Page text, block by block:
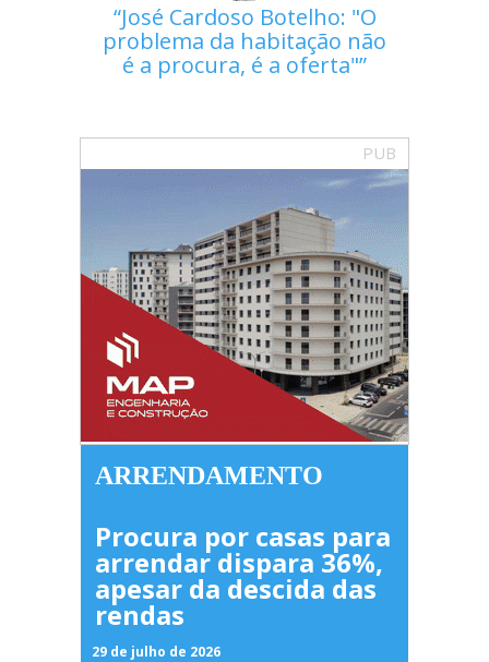
José Cardoso Botelho: "O
problema da habitação não
é a procura, é a oferta"
PUB
ARRENDAMENTO
Procura por casas para
arrendar dispara 36%,
apesar da descida das
rendas
29 de julho de 2026